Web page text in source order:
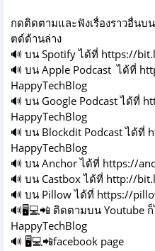
กดติดตามและฟังเรื่องราวอื่นบ
ตด์ด้านล่าง
🔊 บน Spotify ได้ที่ https://
🔊 บน Apple Podcast ได้ที่
HappyTechBlog
🔊 บน Google Podcast ได้ที่
HappyTechBlog
🔊 บน Blockdit Podcast ได้ที่
HappyTechBlog
🔊 บน Anchor ได้ที่ https://
🔊 บน Castbox ได้ที่ http://
🔊 บน Pillow ได้ที่ https://
🔊🖥️💻📲 ติดตามบน Youtube
HappyTechBlog
🔊 🖥️💻📲facebook page